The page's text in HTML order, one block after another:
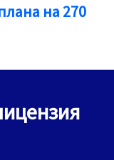
на 270